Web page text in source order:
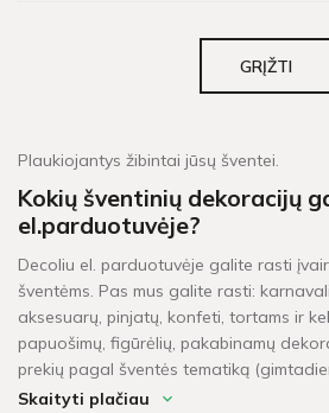
GRĮŽTI
Plaukiojantys žibintai jūsų šventei.
Kokių šventinių dekoracijų
el.parduotuvėje?
Decoliu el. parduotuvėje galite rasti
šventėms. Pas mus galite rasti:
aksesuarų, pinjatų, konfeti, tortams ir
papuošimų, figūrėlių, pakabinamų
prekių pagal šventės tematiką
kalėdos, krikštynos, mergvakaris, „baby
Skaityti plačiau